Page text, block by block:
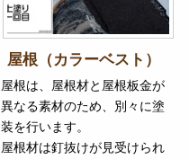
屋根（カラーベスト）
屋根は、屋根材と屋根板金が
異なる素材のため、別々に塗
装を行います。
屋根材は釘抜けが見受けられ